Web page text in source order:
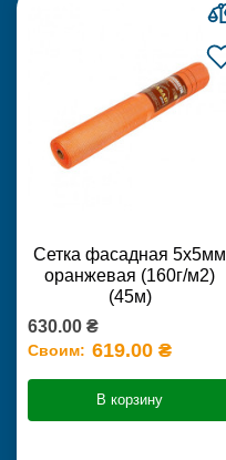
Сетка фасадная 5х5мм
оранжевая (160г/м2)
(45м)
630.00 ₴
Своим: 619.00 ₴
В корзину